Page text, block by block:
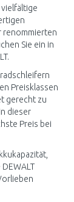
vielfältige
renommierten
Sie ein in
Preisklassen
gerecht zu
dieser
Preis bei